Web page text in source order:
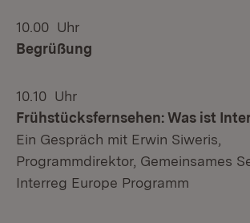
10.00 Uhr
Begrüßung
10.10 Uhr
Frühstücksfernsehen: Was ist
Ein Gespräch mit Erwin Siweris,
Programmdirektor, Gemeinsames
Interreg Europe Programm